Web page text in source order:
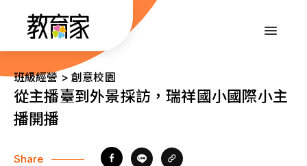
內
::: 班級經營 > 創意校園
從主播臺到外景採訪，瑞祥國小國際小主
播開播
Share